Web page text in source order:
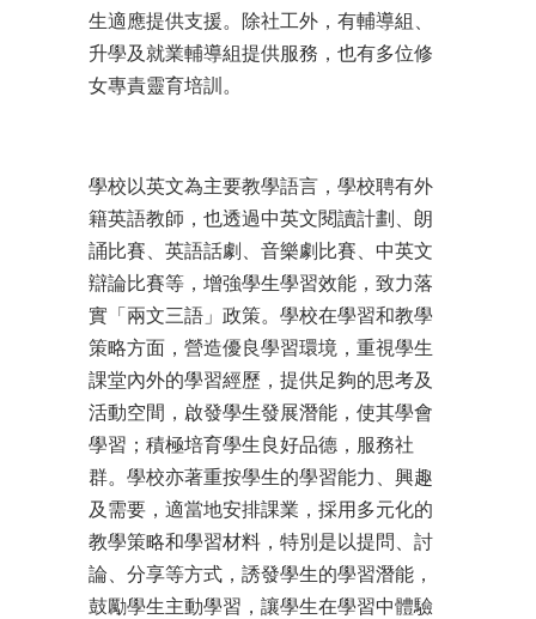
生適應提供支援。除社工外，有輔導組、
升學及就業輔導組提供服務，也有多位修
女專責靈育培訓。
學校以英文為主要教學語言，學校聘有外
籍英語教師，也透過中英文閱讀計劃、朗
誦比賽、英語話劇、音樂劇比賽、中英文
辯論比賽等，增強學生學習效能，致力落
實「兩文三語」政策。學校在學習和教學
策略方面，營造優良學習環境，重視學生
課堂內外的學習經歷，提供足夠的思考及
活動空間，啟發學生發展潛能，使其學會
學習；積極培育學生良好品德，服務社
群。學校亦著重按學生的學習能力、興趣
及需要，適當地安排課業，採用多元化的
教學策略和學習材料，特別是以提問、討
論、分享等方式，誘發學生的學習潛能，
鼓勵學生主動學習，讓學生在學習中體驗